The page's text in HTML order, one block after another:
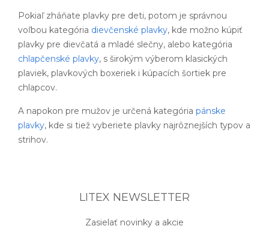
Pokiaľ zháňate plavky pre deti, potom je správnou
voľbou kategória dievčenské plavky, kde možno kúpiť
plavky pre dievčatá a mladé slečny, alebo kategória
chlapčenské plavky, s širokým výberom klasických
plaviek, plavkových boxeriek i kúpacích šortiek pre
chlapcov.
A napokon pre mužov je určená kategória pánske
plavky, kde si tiež vyberiete plavky najrôznejších typov a
strihov.
LITEX NEWSLETTER
Zasielať novinky a akcie